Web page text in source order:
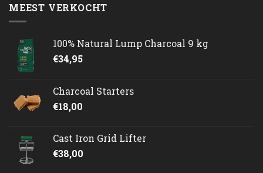
MEEST VERKOCHT
100% Natural Lump Charcoal 9 kg
€34,95
Charcoal Starters
€18,00
Cast Iron Grid Lifter
€38,00